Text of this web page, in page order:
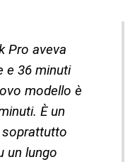
Pro aveva
e 36 minuti
modello è
È un
un lungo